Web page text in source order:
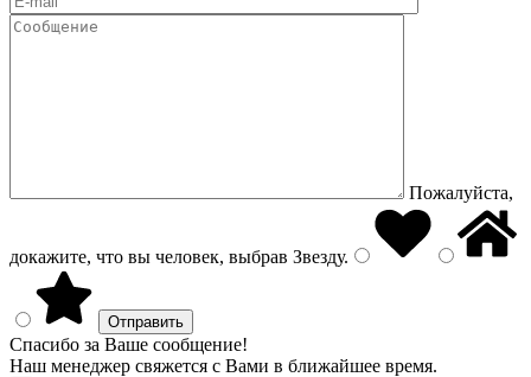
Пожалуйста,
докажите, что вы человек, выбрав Звезду.
Спасибо за Ваше сообщение!
Наш менеджер свяжется с Вами в ближайшее время.